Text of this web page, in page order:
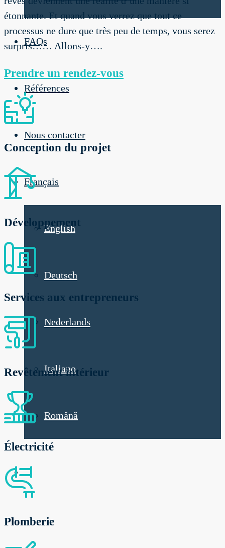
FAQs
Références
Nous contacter
Français
English
Deutsch
Nederlands
Italiano
Română
étonnante. Et quand vous verrez que tout ce
processus ne dure que très peu de temps, vous serez
surpris…… Allons-y….
Prendre un rendez-vous
Conception du projet
Développement
Services aux entrepreneurs
Revêtement intérieur
Électricité
Plomberie